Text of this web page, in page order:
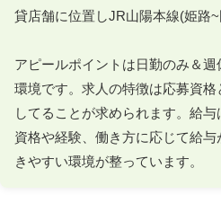
貸店舗に位置しJR山陽本線(姫路~
アピールポイントは日勤のみ＆
環境です。求人の特徴は応募資
してることが求められます。給与
資格や経験、働き方に応じて給
きやすい環境が整っています。